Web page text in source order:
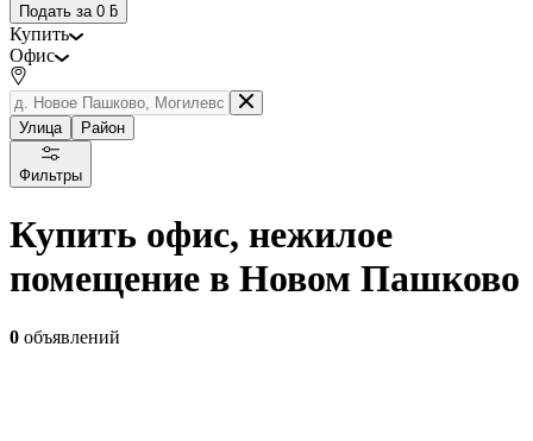
Подать за 0 ƃ
Купить
Офис
Улица Район
Фильтры
Купить офис, нежилое
помещение в Новом Пашково
0 объявлений